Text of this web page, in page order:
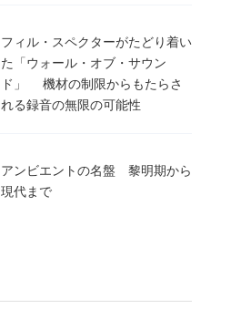
フィル・スペクターがたどり着い
た「ウォール・オブ・サウン
ド」 機材の制限からもたらさ
れる録音の無限の可能性
アンビエントの名盤 黎明期から
現代まで